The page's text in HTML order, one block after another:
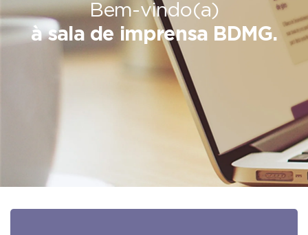
Bem-vindo(a)
à sala de imprensa BDMG.